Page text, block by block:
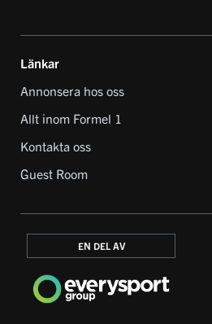
Länkar
Annonsera hos oss
Allt inom Formel 1
Kontakta oss
Guest Room
EN DEL AV